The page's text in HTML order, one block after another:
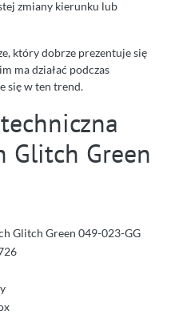
zmiany kierunku lub
który dobrze prezentuje się
ma działać podczas
się w ten trend.
Glitch Green
Glitch Green 049-023-GG